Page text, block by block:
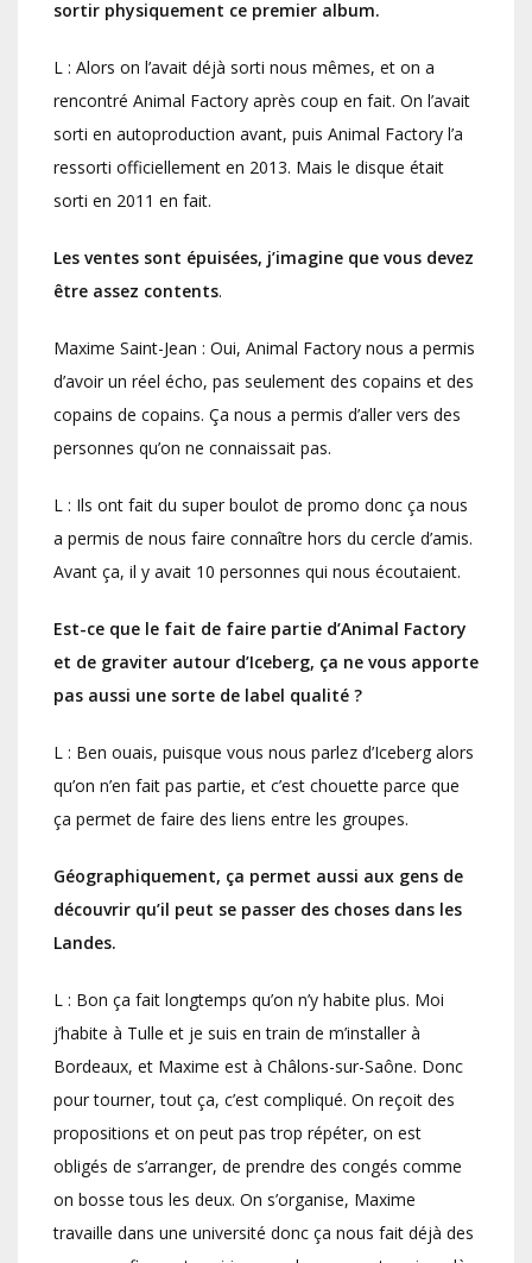
sortir physiquement ce premier album.
L : Alors on l’avait déjà sorti nous mêmes, et on a
rencontré Animal Factory après coup en fait. On l’avait
sorti en autoproduction avant, puis Animal Factory l’a
ressorti officiellement en 2013. Mais le disque était
sorti en 2011 en fait.
Les ventes sont épuisées, j’imagine que vous devez
être assez contents.
Maxime Saint-Jean : Oui, Animal Factory nous a permis
d’avoir un réel écho, pas seulement des copains et des
copains de copains. Ça nous a permis d’aller vers des
personnes qu’on ne connaissait pas.
L : Ils ont fait du super boulot de promo donc ça nous
a permis de nous faire connaître hors du cercle d’amis.
Avant ça, il y avait 10 personnes qui nous écoutaient.
Est-ce que le fait de faire partie d’Animal Factory
et de graviter autour d’Iceberg, ça ne vous apporte
pas aussi une sorte de label qualité ?
L : Ben ouais, puisque vous nous parlez d’Iceberg alors
qu’on n’en fait pas partie, et c’est chouette parce que
ça permet de faire des liens entre les groupes.
Géographiquement, ça permet aussi aux gens de
découvrir qu’il peut se passer des choses dans les
Landes.
L : Bon ça fait longtemps qu’on n’y habite plus. Moi
j’habite à Tulle et je suis en train de m’installer à
Bordeaux, et Maxime est à Châlons-sur-Saône. Donc
pour tourner, tout ça, c’est compliqué. On reçoit des
propositions et on peut pas trop répéter, on est
obligés de s’arranger, de prendre des congés comme
on bosse tous les deux. On s’organise, Maxime
travaille dans une université donc ça nous fait déjà des